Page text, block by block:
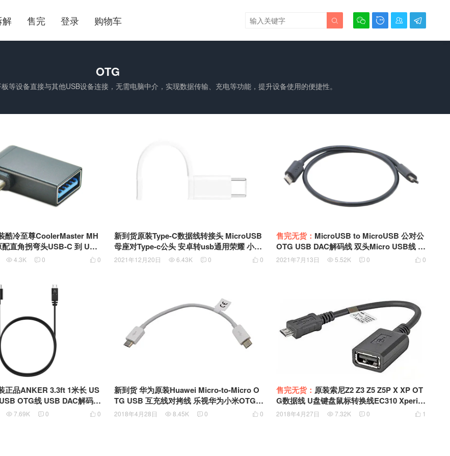
解 售完 登录 购物车    

OTG
等设备直接与其他USB设备连接，无需电脑中介，实现数据传输、充电等功能，提升设备使用的便捷性。
酷冷至尊CoolerMaster MH
直角拐弯头USB-C 到 USB
C To USB 3.0 3.1转换器 雷
 0
 4.3K  0
新到货原装Type-C数据线转接头 MicroUSB
母座对Type-c公头 安卓转usb通用荣耀 小米
华为乐视数据线转换器
 0
2021年12月20日  6.43K  0
售完无货： MicroUSB to MicroUSB 公对公
OTG USB DAC解码线 双头Micro USB线 5
芯加地线带屏蔽35厘米
 0
2021年7月13日  5.52K  0
正品ANKER 3.3ft 1米长 US
OTG线 USB DAC解码线
MacBook外接老相机
 0
 7.69K  0
新到货 华为原装Huawei Micro-to-Micro O
TG USB 互充线对拷线 乐视华为小米OTG反
向充电Data Charging Cable
 0
2018年4月28日  8.45K  0
售完无货： 原装索尼Z2 Z3 Z5 Z5P X XP OT
G数据线 U盘键盘鼠标转换线EC310 Xperia
Transfer Mobile - Micro USB to USB Adap
 1
2018年4月27日  7.32K  0